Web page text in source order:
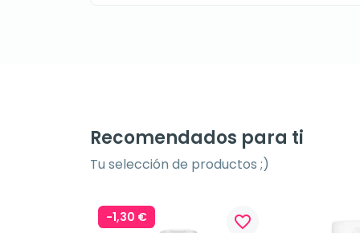
Recomendados para ti
Tu selección de productos ;)
-1,30 € favorite_border